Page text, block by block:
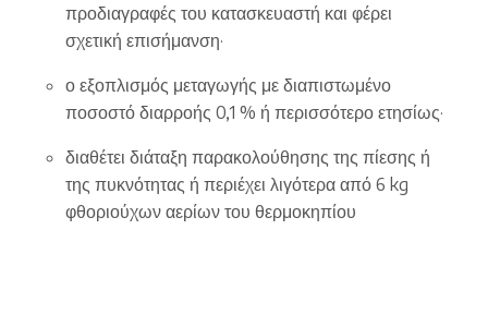
προδιαγραφές του κατασκευαστή και φέρει
σχετική επισήμανση·
ο εξοπλισμός μεταγωγής με διαπιστωμένο
ποσοστό διαρροής 0,1 % ή περισσότερο ετησίως·
διαθέτει διάταξη παρακολούθησης της πίεσης ή
της πυκνότητας ή περιέχει λιγότερα από 6 kg
φθοριούχων αερίων του θερμοκηπίου